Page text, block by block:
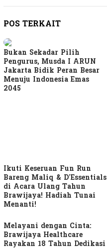
POS TERKAIT
Bukan Sekadar Pilih
Pengurus, Musda I ARUN
Jakarta Bidik Peran Besar
Menuju Indonesia Emas
2045
Ikuti Keseruan Fun Run
Bareng Maliq & D’Essentials
di Acara Ulang Tahun
Brawijaya! Hadiah Tunai
Menanti!
Melayani dengan Cinta:
Brawijaya Healthcare
Rayakan 18 Tahun Dedikasi